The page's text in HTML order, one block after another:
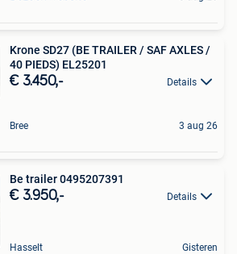
Krone SD27 (BE TRAILER / SAF AXLES /
40 PIEDS) EL25201
€ 3.450,- Details
Bree 3 aug 26
Be trailer 0495207391
€ 3.950,- Details
Hasselt Gisteren